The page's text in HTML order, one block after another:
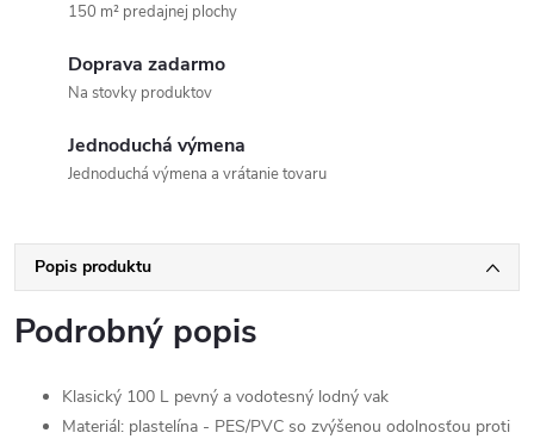
150 m² predajnej plochy
Doprava zadarmo
Na stovky produktov
Jednoduchá výmena
Jednoduchá výmena a vrátanie tovaru
Popis produktu
Podrobný popis
Klasický 100 L pevný a vodotesný lodný vak
Materiál: plastelína - PES/PVC so zvýšenou odolnosťou proti